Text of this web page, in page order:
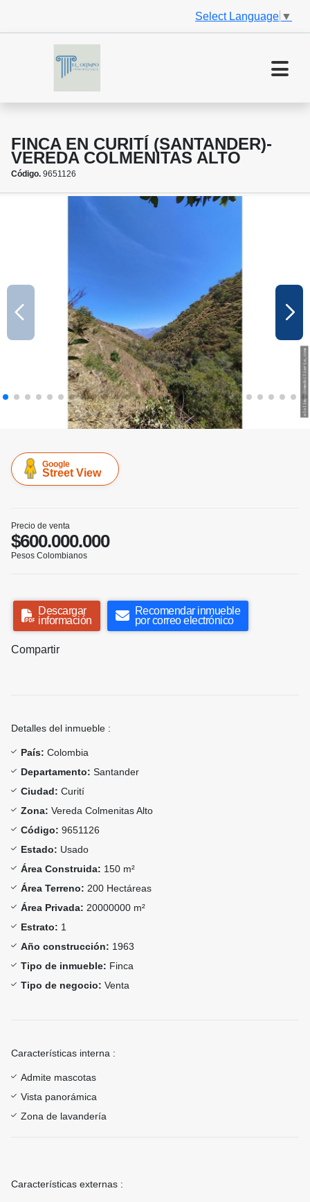
Select Language ▼
FINCA EN CURITÍ (SANTANDER)-
VEREDA COLMENITAS ALTO
Código. 9651126
Google
Street View
Precio de venta
$600.000.000
Pesos Colombianos
Descargar
información
Recomendar inmueble
por correo electrónico
Compartir
Detalles del inmueble :
País: Colombia
Departamento: Santander
Ciudad: Curití
Zona: Vereda Colmenitas Alto
Código: 9651126
Estado: Usado
Área Construida: 150 m²
Área Terreno: 200 Hectáreas
Área Privada: 20000000 m²
Estrato: 1
Año construcción: 1963
Tipo de inmueble: Finca
Tipo de negocio: Venta
Características interna :
Admite mascotas
Vista panorámica
Zona de lavandería
Características externas :